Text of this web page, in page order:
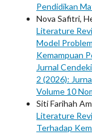
Pendidikan
Nova Safitri,
Literature
Model
Kemampuan
Jurnal
2 (2026):
Volume 10
Siti Farihah
Literature
Terhadap